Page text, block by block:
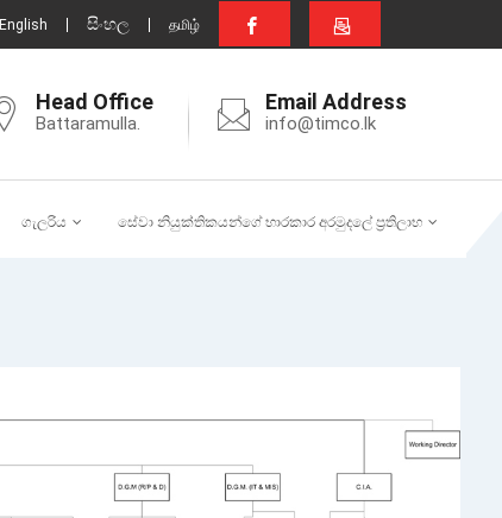
English සිංහල தமிழ்
Head Office
Battaramulla.
Email Address
info@timco.lk
ගැලරිය සේවා නියුක්තිකයන්ගේ භාරකාර අරමුදලේ ප්‍රතිලාභ